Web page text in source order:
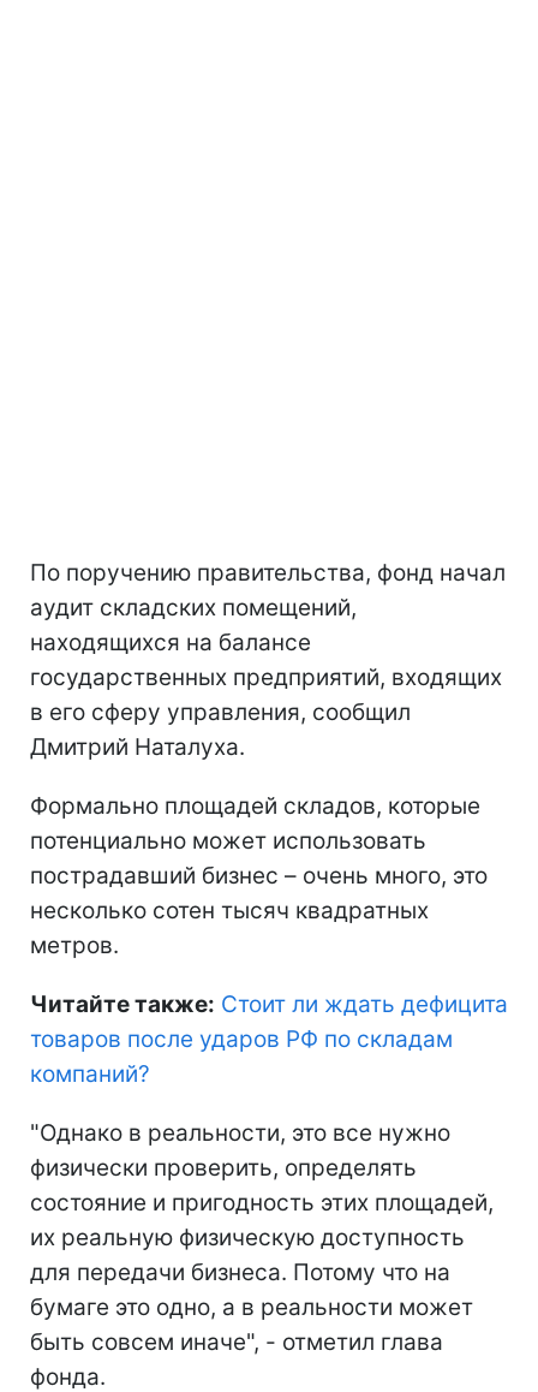
По поручению правительства, фонд начал
аудит складских помещений,
находящихся на балансе
государственных предприятий, входящих
в его сферу управления, сообщил
Дмитрий Наталуха.
Формально площадей складов, которые
потенциально может использовать
пострадавший бизнес – очень много, это
несколько сотен тысяч квадратных
метров.
Читайте также: Стоит ли ждать дефицита
товаров после ударов РФ по складам
компаний?
"Однако в реальности, это все нужно
физически проверить, определять
состояние и пригодность этих площадей,
их реальную физическую доступность
для передачи бизнеса. Потому что на
бумаге это одно, а в реальности может
быть совсем иначе", - отметил глава
фонда.